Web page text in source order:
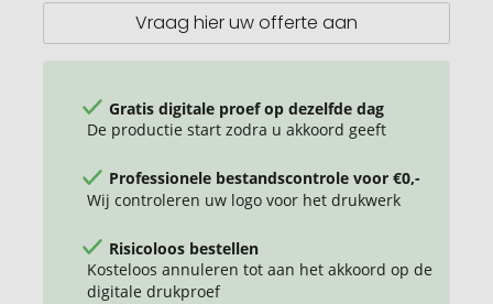
Vraag hier uw offerte aan
Gratis digitale proef op dezelfde dag
De productie start zodra u akkoord geeft
Professionele bestandscontrole voor €0,-
Wij controleren uw logo voor het drukwerk
Risicoloos bestellen
Kosteloos annuleren tot aan het akkoord op de
digitale drukproef